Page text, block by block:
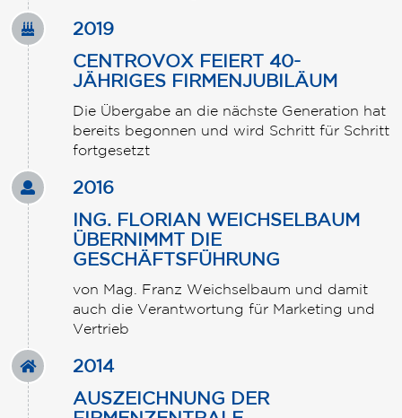
2019
CENTROVOX FEIERT 40-
JÄHRIGES FIRMENJUBILÄUM
Die Übergabe an die nächste Generation hat
bereits begonnen und wird Schritt für Schritt
fortgesetzt
2016
ING. FLORIAN WEICHSELBAUM
ÜBERNIMMT DIE
GESCHÄFTSFÜHRUNG
von Mag. Franz Weichselbaum und damit
auch die Verantwortung für Marketing und
Vertrieb
2014
AUSZEICHNUNG DER